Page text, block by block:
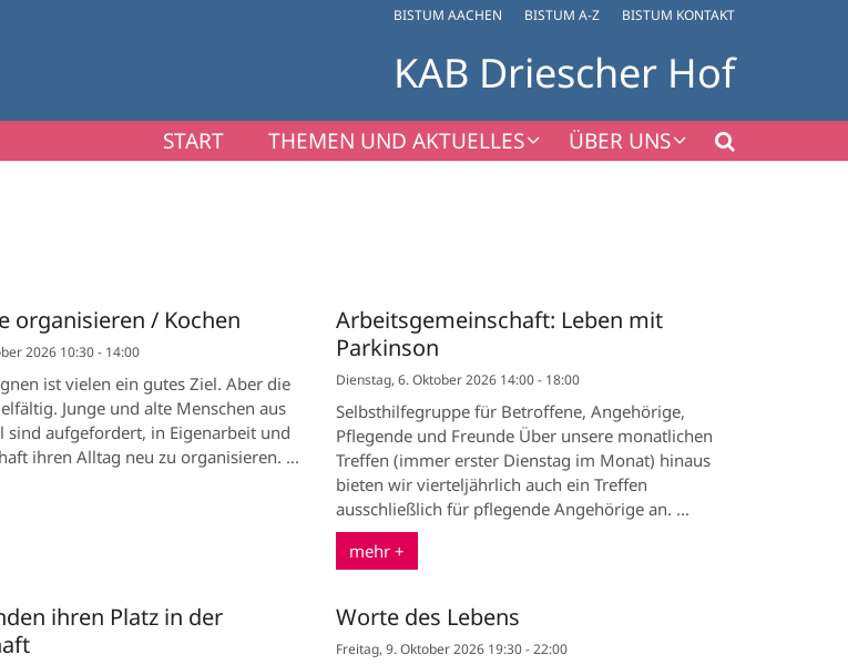
BISTUM AACHEN BISTUM A-Z BISTUM KONTAKT
KAB Driescher Hof
START THEMEN UND AKTUELLES ÜBER UNS
organisieren / Kochen
2026 10:30 - 14:00
ist vielen ein gutes Ziel. Aber die
Junge und alte Menschen aus
sind aufgefordert, in Eigenarbeit und
ihren Alltag neu zu organisieren. ...
Arbeitsgemeinschaft: Leben mit
Parkinson
Dienstag, 6. Oktober 2026 14:00 - 18:00
Selbsthilfegruppe für Betroffene, Angehörige,
Pflegende und Freunde Über unsere monatlichen
Treffen (immer erster Dienstag im Monat) hinaus
bieten wir vierteljährlich auch ein Treffen
ausschließlich für pflegende Angehörige an. ...
mehr +
ihren Platz in der
Worte des Lebens
Freitag, 9. Oktober 2026 19:30 - 22:00